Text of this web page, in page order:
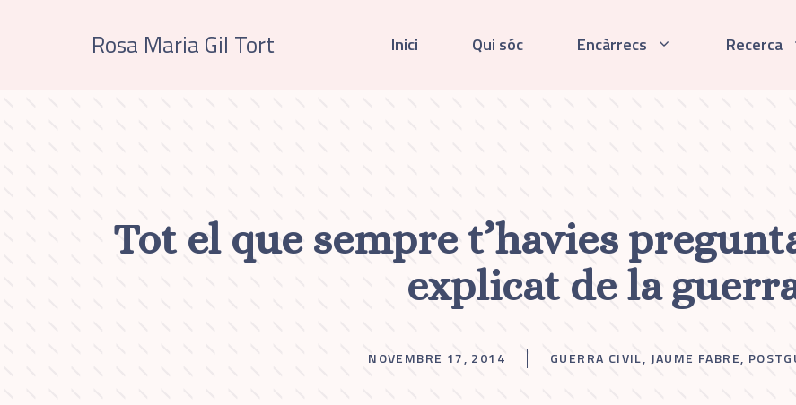
Rosa Maria Gil Tort Inici Qui sóc Encàrrecs Recerca
Tot el que sempre t’havies
explicat de la
NOVEMBRE 17, 2014 GUERRA CIVIL, JAUME FABRE,